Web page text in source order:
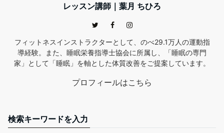
レッスン講師｜葉月 ちひろ
フィットネスインストラクターとして、のべ29.1万人の運動指
導経験。また、睡眠栄養指導士協会に所属し、「睡眠の専門
家」として「睡眠」を軸とした体質改善をご提案しています。
プロフィールはこちら
検索キーワードを入力